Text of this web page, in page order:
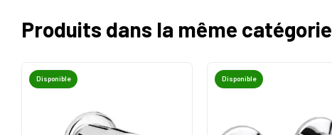
Produits dans la même catégorie
Disponible Disponible